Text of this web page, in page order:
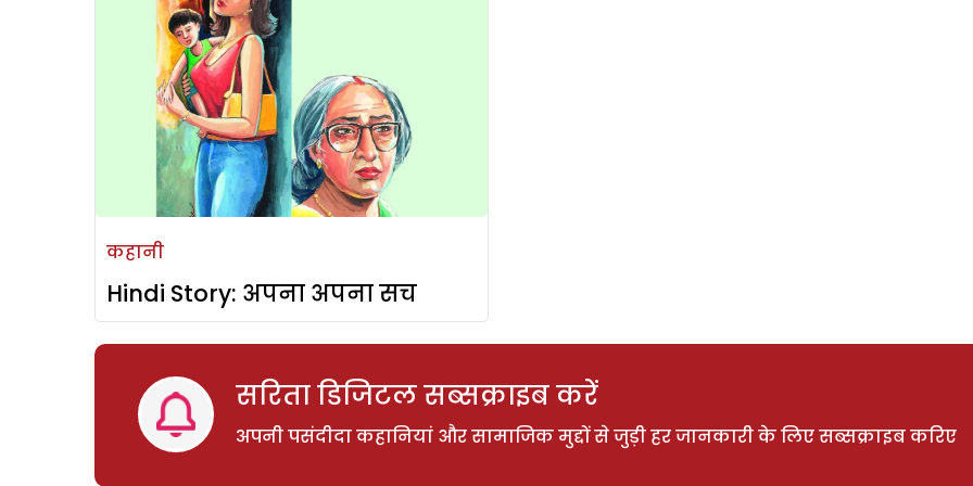
कहानी
Hindi Story: अपना अपना सच
सरिता डिजिटल सब्सक्राइब करें
अपनी पसंदीदा कहानियां और सामाजिक मुद्दों से जुड़ी हर जानकारी के लिए सब्सक्राइब करिए